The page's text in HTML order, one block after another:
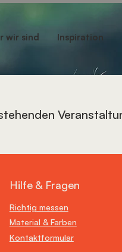
wir sind Inspiration
Hilfe & Fragen
Richtig messen
Material & Farben
Kontaktformular